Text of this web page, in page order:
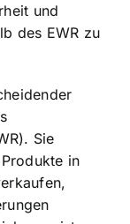
und
des EWR zu
Sie
in